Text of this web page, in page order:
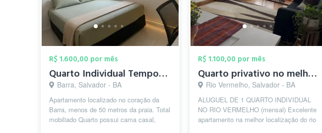
R$ 1.600,00 por mês
Quarto Individual Temporada. Barra
Barra, Salvador - BA
Apartamento localizado no coração da
Barra, menos de 50 metros da praia. Total
mobiliado Quarto possui cama casal,
R$ 1.100,00 por mês
Quarto privativo no melhor do Rio Vermel...
Rio Vermelho, Salvador - BA
ALUGUEL DE 1 QUARTO INDIVIDUAL
NO RIO VERMELHO (mensal) Excelente
apartamento na melhor localização do rio